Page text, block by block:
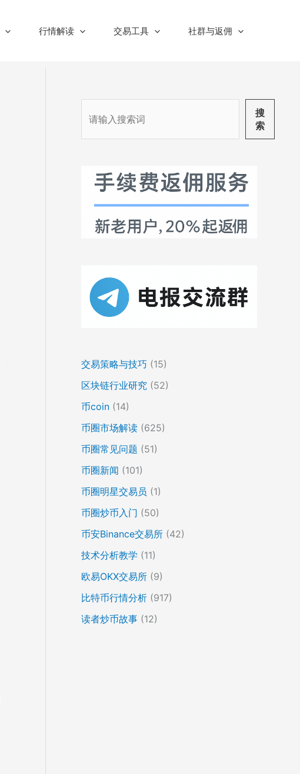
行情解读 交易工具 社群与返佣
搜
索
交易策略与技巧 (15)
区块链行业研究 (52)
币coin (14)
币圈市场解读 (625)
币圈常见问题 (51)
币圈新闻 (101)
币圈明星交易员 (1)
币圈炒币入门 (50)
币安Binance交易所 (42)
技术分析教学 (11)
欧易OKX交易所 (9)
比特币行情分析 (917)
读者炒币故事 (12)